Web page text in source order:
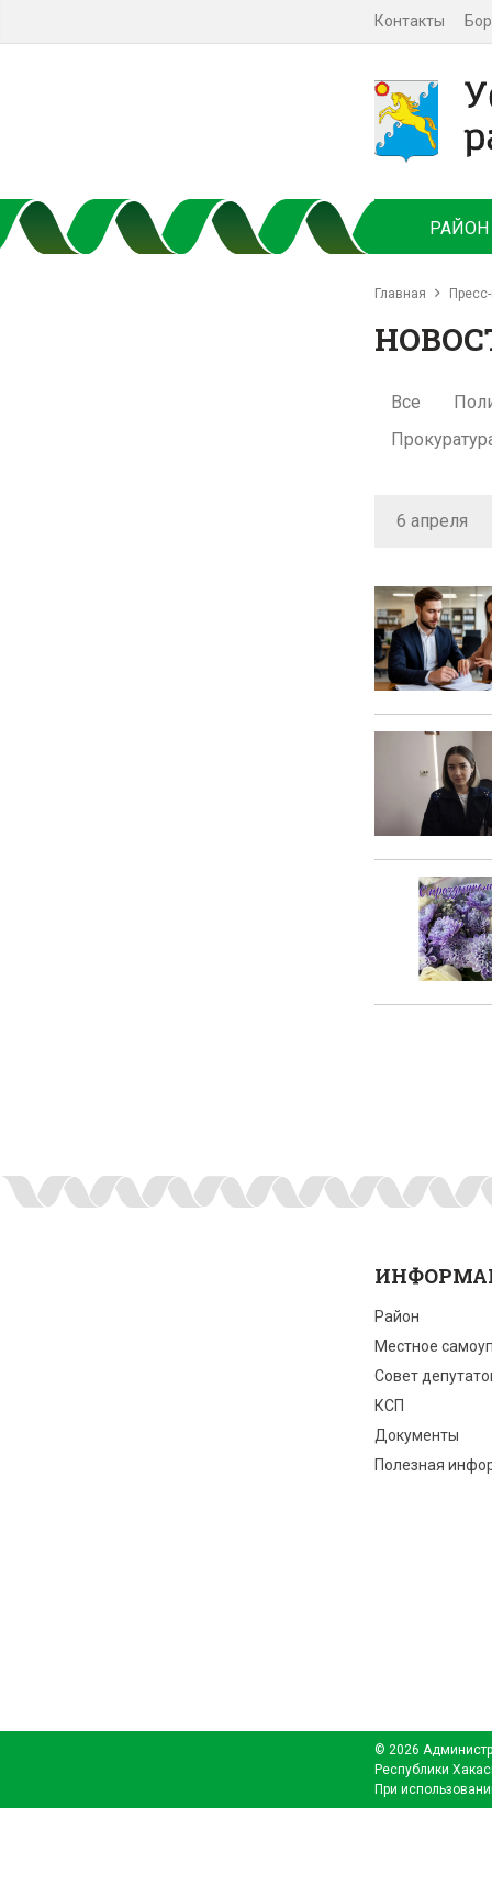
Контакты
РАЙОН
Главная
Все
6 апреля
Район
Местное
Совет
КСП
Документы
Полезная
© 2026
Республики
При